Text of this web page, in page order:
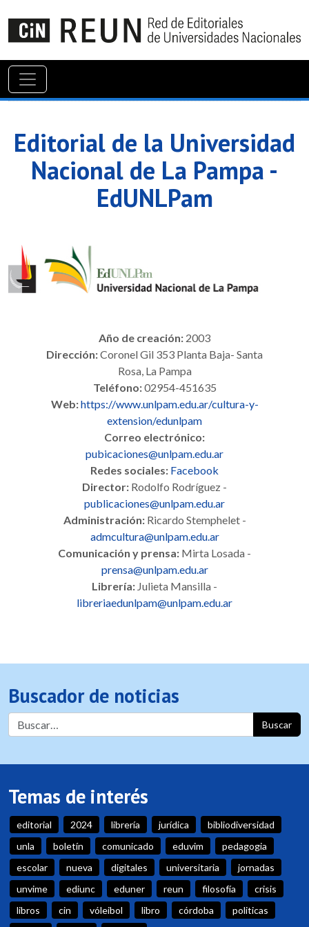
Editorial de la Universidad
Nacional de La Pampa -
EdUNLPam
Año de creación: 2003
Dirección:Coronel Gil 353 Planta Baja- Santa
Rosa, La Pampa
Teléfono:02954-451635
Web:https://www.unlpam.edu.ar/cultura-y-
extension/edunlpam
Correo electrónico:
pubicaciones@unlpam.edu.ar
Redes sociales: Facebook
Director: Rodolfo Rodríguez -
publicaciones@unlpam.edu.ar
Administración:Ricardo Stemphelet -
admcultura@unlpam.edu.ar
Comunicación y prensa: Mirta Losada -
prensa@unlpam.edu.ar
Librería: Julieta Mansilla -
libreriaedunlpam@unlpam.edu.ar
Buscador de noticias
Buscar
Temas de interés
editorial 2024 librería jurídica
bibliodiversidad
unla
boletín comunicado eduvim
pedagogia
escolar
nueva digitales universitaria
jornadas
unvime
ediunc eduner reun filosofía
crisis
libros
cin vóleibol libro córdoba
politicas